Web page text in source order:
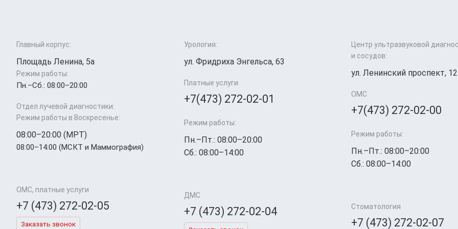
Главный корпус:
Площадь Ленина, 5а
Режим работы:
Пн.–Cб.: 08:00–20:00
Отдел лучевой диагностики:
Режим работы в Воскресенье:
08:00–20:00 (МРТ)
08:00–14:00 (МСКТ и Маммография)
ОМС, платные услуги
+7 (473) 272-02-05
Заказать звонок
Урология:
ул. Фридриха Энгельса, 63
Платные услуги
+7(473) 272-02-01
Режим работы:
Пн.–Пт.: 08:00–20:00
Сб.: 08:00–14:00
ДМС
+7 (473) 272-02-04
Центр ультразвуковой
и сосудов:
ул. Ленинский проспект, 12
ОМС
+7(473) 272-02-00
Режим работы:
Пн.–Пт.: 08:00–20:00
Сб.: 08:00–14:00
Стоматология
+7 (473) 272-02-07